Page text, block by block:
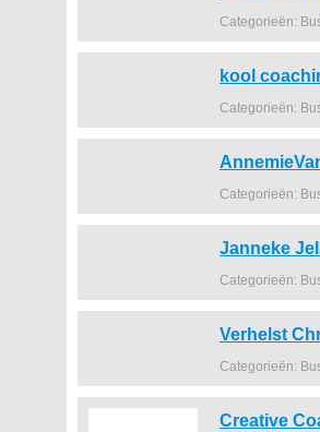
Categorieën:
kool
Categorieën:
Categorieën:
Janneke
Categorieën:
Verhelst
Categorieën:
Creative